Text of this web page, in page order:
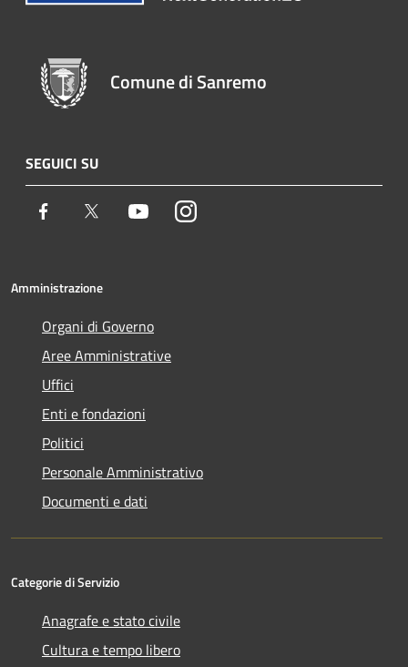
Comune di Sanremo
SEGUICI SU
Facebook Twitter YoutubeInstagram
Amministrazione
Organi di Governo
Aree Amministrative
Uffici
Enti e fondazioni
Politici
Personale Amministrativo
Documenti e dati
Categorie di Servizio
Anagrafe e stato civile
Cultura e tempo libero